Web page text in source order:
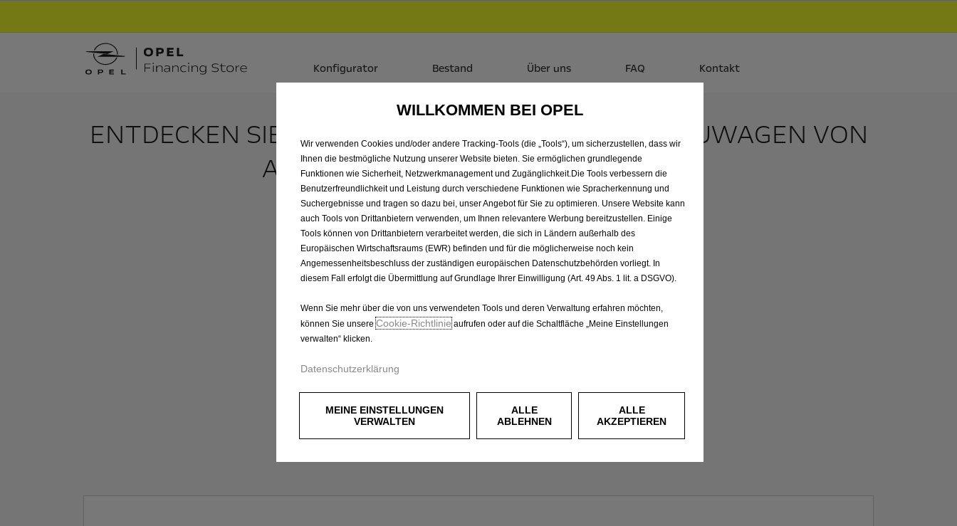
Konfigurator Bestand Über uns FAQ Kontakt
ENTDECKEN SIE ALLE ASTRA SPORTS TOURER NEUWAGEN VON
AUTOHAUS CORDES GMBH & CO. KG
WILLKOMMEN BEI OPEL
Wir verwenden Cookies und/oder andere Tracking-Tools (die „Tools“), um sicherzustellen, dass wir
Ihnen die bestmögliche Nutzung unserer Website bieten. Sie ermöglichen grundlegende
Funktionen wie Sicherheit, Netzwerkmanagement und Zugänglichkeit.Die Tools verbessern die
Benutzerfreundlichkeit und Leistung durch verschiedene Funktionen wie Spracherkennung und
Suchergebnisse und tragen so dazu bei, unser Angebot für Sie zu optimieren. Unsere Website kann
auch Tools von Drittanbietern verwenden, um Ihnen relevantere Werbung bereitzustellen. Einige
Tools können von Drittanbietern verarbeitet werden, die sich in Ländern außerhalb des
Europäischen Wirtschaftsraums (EWR) befinden und für die möglicherweise noch kein
Angemessenheitsbeschluss der zuständigen europäischen Datenschutzbehörden vorliegt. In
diesem Fall erfolgt die Übermittlung auf Grundlage Ihrer Einwilligung (Art. 49 Abs. 1 lit. a DSGVO).
Wenn Sie mehr über die von uns verwendeten Tools und deren Verwaltung erfahren möchten,
können Sie unsereCookie‑Richtlinieaufrufen oder auf die Schaltfläche „Meine Einstellungen
verwalten“ klicken.
Datenschutzerklärung
MEINE EINSTELLUNGEN
VERWALTEN
ALLE
AKZEPTIEREN
ALLE
ABLEHNEN